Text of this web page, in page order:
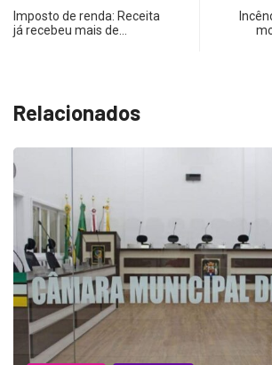
Imposto de renda: Receita
já recebeu mais de…
Relacionados